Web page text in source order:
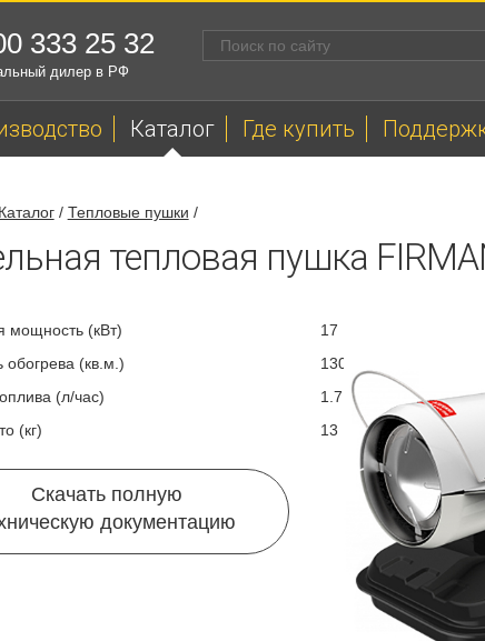
333 25 32
дилер в РФ
Каталог Где купить
Каталог/ Тепловые пушки /
тепловая пушка
мощность (кВт)
17
(кв.м.)
130
(л/час)
1.7
(кг)
13
Скачать полную
документацию